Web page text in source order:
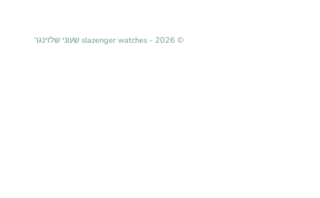
© 2026 - slazenger watches שעוני שלזינגר